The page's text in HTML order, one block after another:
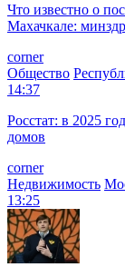
Что известно о
Махачкале:
corner
Общество
14:37
Росстат: в 2025
домов
corner
Недвижимость
13:25